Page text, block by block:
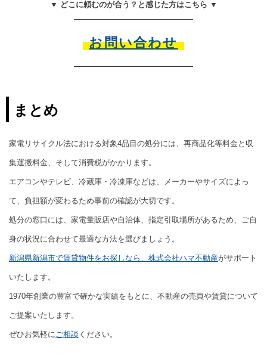
▼ どこに頼むのが合う？と感じた方はこちら ▼
お問い合わせ
まとめ
家電リサイクル法における対象4品目の処分には、再商品化等料金と収
集運搬料金、そして消費税がかかります。
エアコンやテレビ、冷蔵庫・冷凍庫などは、メーカーやサイズによっ
て、負担額が変わるため事前の確認が大切です。
処分の窓口には、家電量販店や自治体、指定引取場所があるため、ご自
身の状況に合わせて最適な方法を選びましょう。
新潟県新潟市で賃貸物件をお探しなら、株式会社ハマ不動産がサポート
いたします。
1970年創業の豊富で確かな実績をもとに、不動産の売買や賃貸について
ご提案いたします。
ぜひお気軽にご相談 ください。